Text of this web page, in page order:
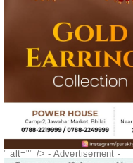
" alt="" />- Advertisement -